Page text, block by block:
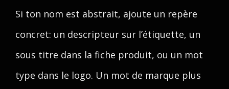
Si ton nom est abstrait, ajoute un repère
concret: un descripteur sur l’étiquette, un
sous titre dans la fiche produit, ou un mot
type dans le logo. Un mot de marque plus